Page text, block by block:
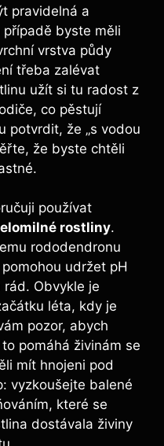
pravidelná a
byste měli
vrstva půdy
třeba zalévat
užít si tu radost z
co pěstují
potvrdit, že „s vodou
že byste chtěli
používat
rostliny.
rododendronu
udržet pH
Obvykle je
léta, kdy je
pozor, abych
pomáhá živinám se
mít hnojeni pod
vyzkoušejte balené
které se
dostávala živiny